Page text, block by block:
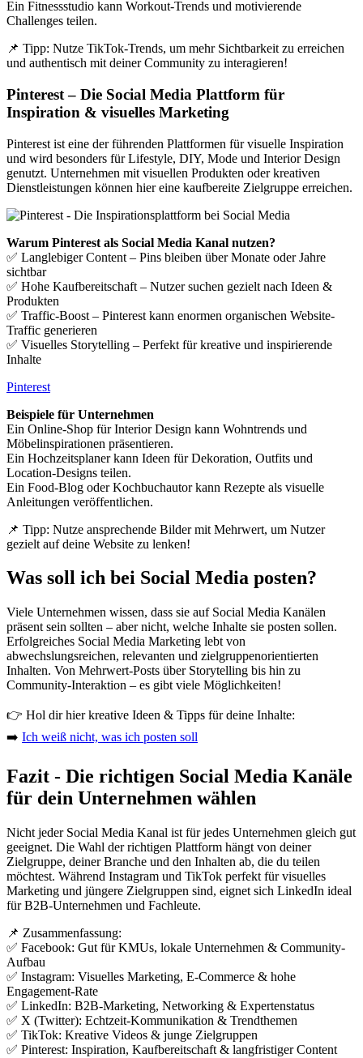
Ein Fitnessstudio kann Workout-Trends und motivierende
Challenges teilen.
📌 Tipp: Nutze TikTok-Trends, um mehr Sichtbarkeit zu erreichen
und authentisch mit deiner Community zu interagieren!
Pinterest – Die Social Media Plattform für
Inspiration & visuelles Marketing
Pinterest ist eine der führenden Plattformen für visuelle Inspiration
und wird besonders für Lifestyle, DIY, Mode und Interior Design
genutzt. Unternehmen mit visuellen Produkten oder kreativen
Dienstleistungen können hier eine kaufbereite Zielgruppe erreichen.
Warum Pinterest als Social Media Kanal nutzen?
✅ Langlebiger Content – Pins bleiben über Monate oder Jahre
sichtbar
✅ Hohe Kaufbereitschaft – Nutzer suchen gezielt nach Ideen &
Produkten
✅ Traffic-Boost – Pinterest kann enormen organischen Website-
Traffic generieren
✅ Visuelles Storytelling – Perfekt für kreative und inspirierende
Inhalte
Pinterest
Beispiele für Unternehmen
Ein Online-Shop für Interior Design kann Wohntrends und
Möbelinspirationen präsentieren.
Ein Hochzeitsplaner kann Ideen für Dekoration, Outfits und
Location-Designs teilen.
Ein Food-Blog oder Kochbuchautor kann Rezepte als visuelle
Anleitungen veröffentlichen.
📌 Tipp: Nutze ansprechende Bilder mit Mehrwert, um Nutzer
gezielt auf deine Website zu lenken!
Was soll ich bei Social Media posten?
Viele Unternehmen wissen, dass sie auf Social Media Kanälen
präsent sein sollten – aber nicht, welche Inhalte sie posten sollen.
Erfolgreiches Social Media Marketing lebt von
abwechslungsreichen, relevanten und zielgruppenorientierten
Inhalten. Von Mehrwert-Posts über Storytelling bis hin zu
Community-Interaktion – es gibt viele Möglichkeiten!
👉 Hol dir hier kreative Ideen & Tipps für deine Inhalte:
➡️ Ich weiß nicht, was ich posten soll
Fazit - Die richtigen Social Media Kanäle
für dein Unternehmen wählen
Nicht jeder Social Media Kanal ist für jedes Unternehmen gleich gut
geeignet. Die Wahl der richtigen Plattform hängt von deiner
Zielgruppe, deiner Branche und den Inhalten ab, die du teilen
möchtest. Während Instagram und TikTok perfekt für visuelles
Marketing und jüngere Zielgruppen sind, eignet sich LinkedIn ideal
für B2B-Unternehmen und Fachleute.
📌 Zusammenfassung:
✅ Facebook: Gut für KMUs, lokale Unternehmen & Community-
Aufbau
✅ Instagram: Visuelles Marketing, E-Commerce & hohe
Engagement-Rate
✅ LinkedIn: B2B-Marketing, Networking & Expertenstatus
✅ X (Twitter): Echtzeit-Kommunikation & Trendthemen
✅ TikTok: Kreative Videos & junge Zielgruppen
✅ Pinterest: Inspiration, Kaufbereitschaft & langfristiger Content